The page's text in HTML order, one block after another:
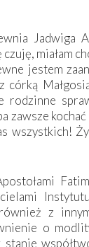
Jadwiga
miałam
jestem
zawsze
wszystkich!
również z
o
stanie